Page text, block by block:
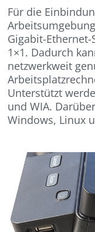
Für die
Gigabit-
1×1. Dadurch
netzwerkweit
Unterstützt
und WIA.
Windows, Linux